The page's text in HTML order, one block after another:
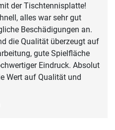
der Tischtennisplatte!
alles war sehr gut
Beschädigungen an.
die Qualität überzeugt auf
gute Spielfläche
Eindruck. Absolut
Wert auf Qualität und